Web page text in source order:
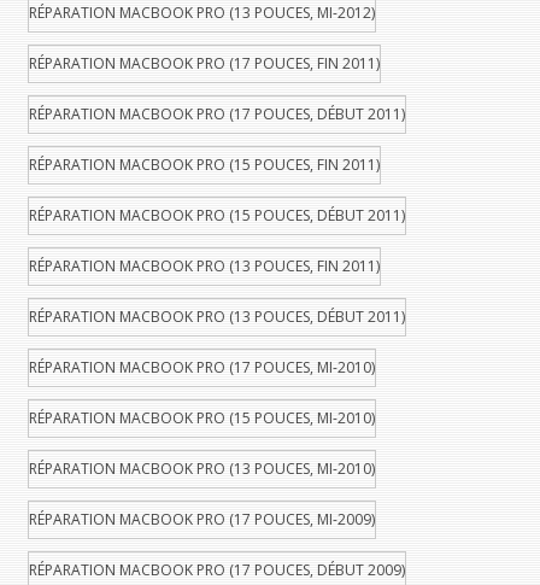
RÉPARATION MACBOOK PRO (13 POUCES, MI-2012)
RÉPARATION MACBOOK PRO (17 POUCES, FIN 2011)
RÉPARATION MACBOOK PRO (17 POUCES, DÉBUT 2011)
RÉPARATION MACBOOK PRO (15 POUCES, FIN 2011)
RÉPARATION MACBOOK PRO (15 POUCES, DÉBUT 2011)
RÉPARATION MACBOOK PRO (13 POUCES, FIN 2011)
RÉPARATION MACBOOK PRO (13 POUCES, DÉBUT 2011)
RÉPARATION MACBOOK PRO (17 POUCES, MI-2010)
RÉPARATION MACBOOK PRO (15 POUCES, MI-2010)
RÉPARATION MACBOOK PRO (13 POUCES, MI-2010)
RÉPARATION MACBOOK PRO (17 POUCES, MI-2009)
RÉPARATION MACBOOK PRO (17 POUCES, DÉBUT 2009)